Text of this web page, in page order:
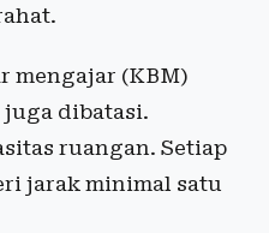
mengajar (KBM)
juga dibatasi.
ruangan. Setiap
jarak minimal satu